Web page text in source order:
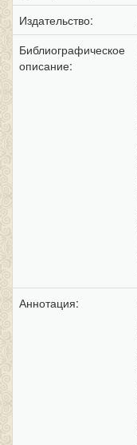
Издательство:
Библиографическое
описание:
Аннотация: